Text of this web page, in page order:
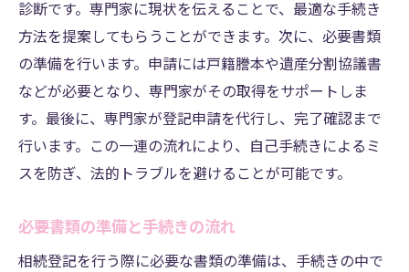
地域密着型のサービス展開
複雑なケースへの対応事例
相続登記を効率的に進めるための代行サービス
利用法
代行サービスの選び方と比較ポイント
費用対効果を考慮した代行プラン
依頼後のフォローアップ体制
診断です。専門家に現状を伝えることで、最適な手続き
方法を提案してもらうことができます。次に、必要書類
の準備を行います。申請には戸籍謄本や遺産分割協議書
などが必要となり、専門家がその取得をサポートしま
す。最後に、専門家が登記申請を代行し、完了確認まで
行います。この一連の流れにより、自己手続きによるミ
スを防ぎ、法的トラブルを避けることが可能です。
必要書類の準備と手続きの流れ
相続登記を行う際に必要な書類の準備は、手続きの中で